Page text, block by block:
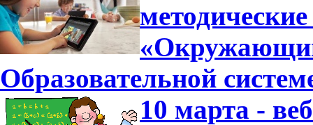
Образовательной
10 марта -